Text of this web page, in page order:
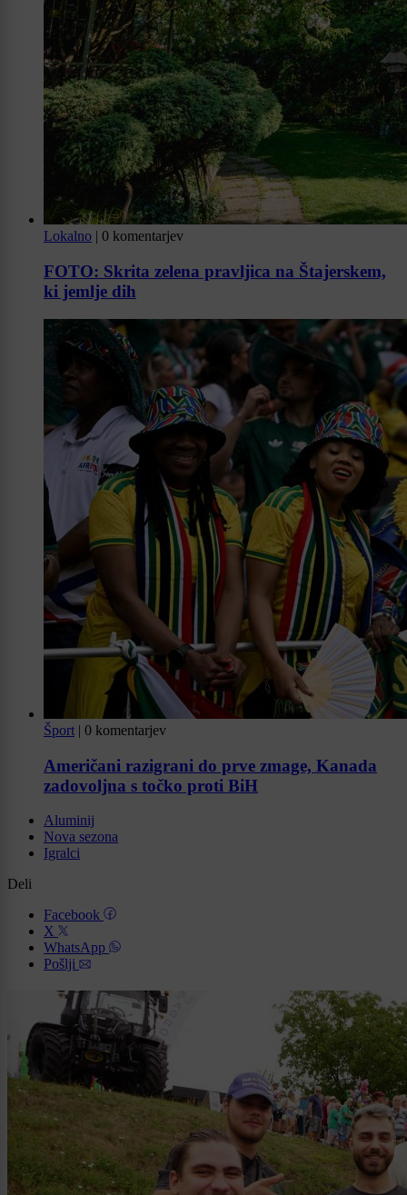
Lokalno | 0 komentarjev
FOTO: Skrita zelena pravljica na Štajerskem,
ki jemlje dih
Šport | 0 komentarjev
Američani razigrani do prve zmage, Kanada
zadovoljna s točko proti BiH
Aluminij
Nova sezona
Igralci
Deli
Facebook
X
WhatsApp
Pošlji